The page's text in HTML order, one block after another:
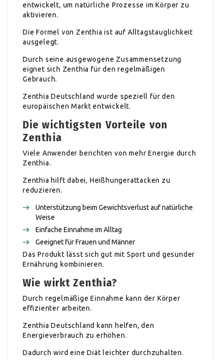
entwickelt, um natürliche Prozesse im Körper zu
aktivieren.
Die Formel von Zenthia ist auf Alltagstauglichkeit
ausgelegt.
Durch seine ausgewogene Zusammensetzung
eignet sich Zenthia für den regelmäßigen
Gebrauch.
Zenthia Deutschland wurde speziell für den
europäischen Markt entwickelt.
Die wichtigsten Vorteile von
Zenthia
Viele Anwender berichten von mehr Energie durch
Zenthia.
Zenthia hilft dabei, Heißhungerattacken zu
reduzieren.
Unterstützung beim Gewichtsverlust auf natürliche
Weise
Einfache Einnahme im Alltag
Geeignet für Frauen und Männer
Das Produkt lässt sich gut mit Sport und gesunder
Ernährung kombinieren.
Wie wirkt Zenthia?
Durch regelmäßige Einnahme kann der Körper
effizienter arbeiten.
Zenthia Deutschland kann helfen, den
Energieverbrauch zu erhöhen.
Dadurch wird eine Diät leichter durchzuhalten.